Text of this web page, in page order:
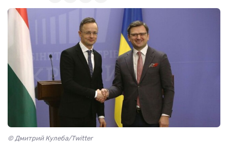
© Дмитрий Кулеба/Twitter